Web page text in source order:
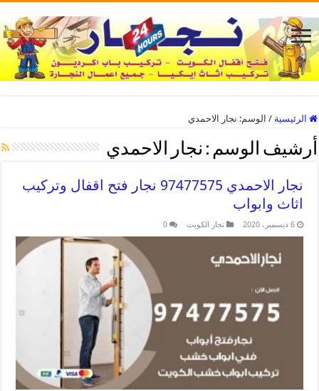
الرئيسية / الوسم: نجار الاحمدي
أرشيف الوسم : نجار الاحمدي
نجار الاحمدي 97477575 نجار فتح اقفال وتركيب
اثاث وابواب
6 ديسمبر، 2020 نجار الكويت 0